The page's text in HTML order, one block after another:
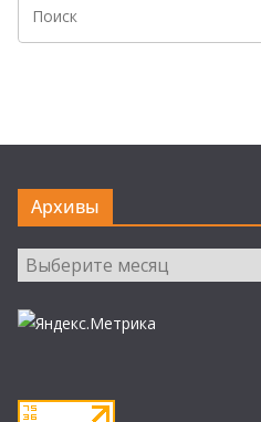
Архивы
Архивы